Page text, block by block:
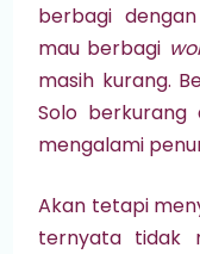
berbagi
mau berbagi
masih kurang.
Solo
mengalami
Akan tetapi
ternyata tidak